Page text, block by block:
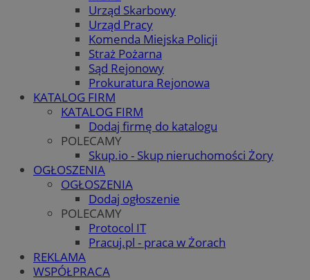
Urząd Skarbowy
Urząd Pracy
Komenda Miejska Policji
Straż Pożarna
Sąd Rejonowy
Prokuratura Rejonowa
KATALOG FIRM
KATALOG FIRM
Dodaj firmę do katalogu
POLECAMY
Skup.io - Skup nieruchomości Żory
OGŁOSZENIA
OGŁOSZENIA
Dodaj ogłoszenie
POLECAMY
Protocol IT
Pracuj.pl - praca w Żorach
REKLAMA
WSPÓŁPRACA